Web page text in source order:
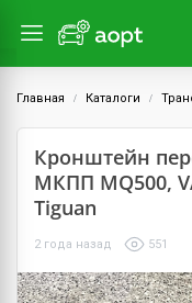
Главная Каталоги
Кронштейн
МКПП MQ500,
Tiguan
2 года назад 551